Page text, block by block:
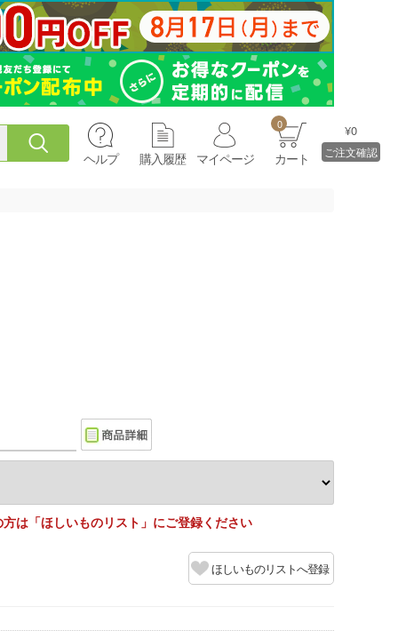
ヘルプ 購入履歴 マイページ
0
カート
¥0
ご注文確認
は「ほしいものリスト」にご登録ください
ほしいものリストへ登録